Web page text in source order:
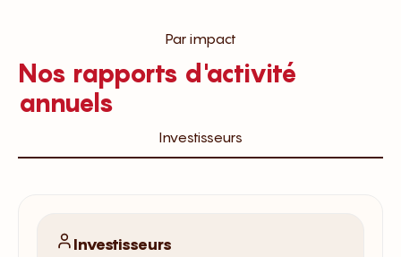
Par impact
Nos rapports d'activité
annuels
Investisseurs
Investisseurs